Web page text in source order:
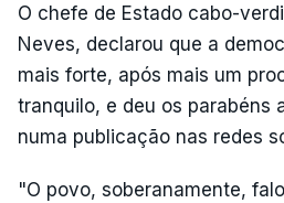
O chefe de Estado cabo-
Neves, declarou que a
mais forte, após mais um
tranquilo, e deu os parabéns
numa publicação nas redes
"O povo, soberanamente,